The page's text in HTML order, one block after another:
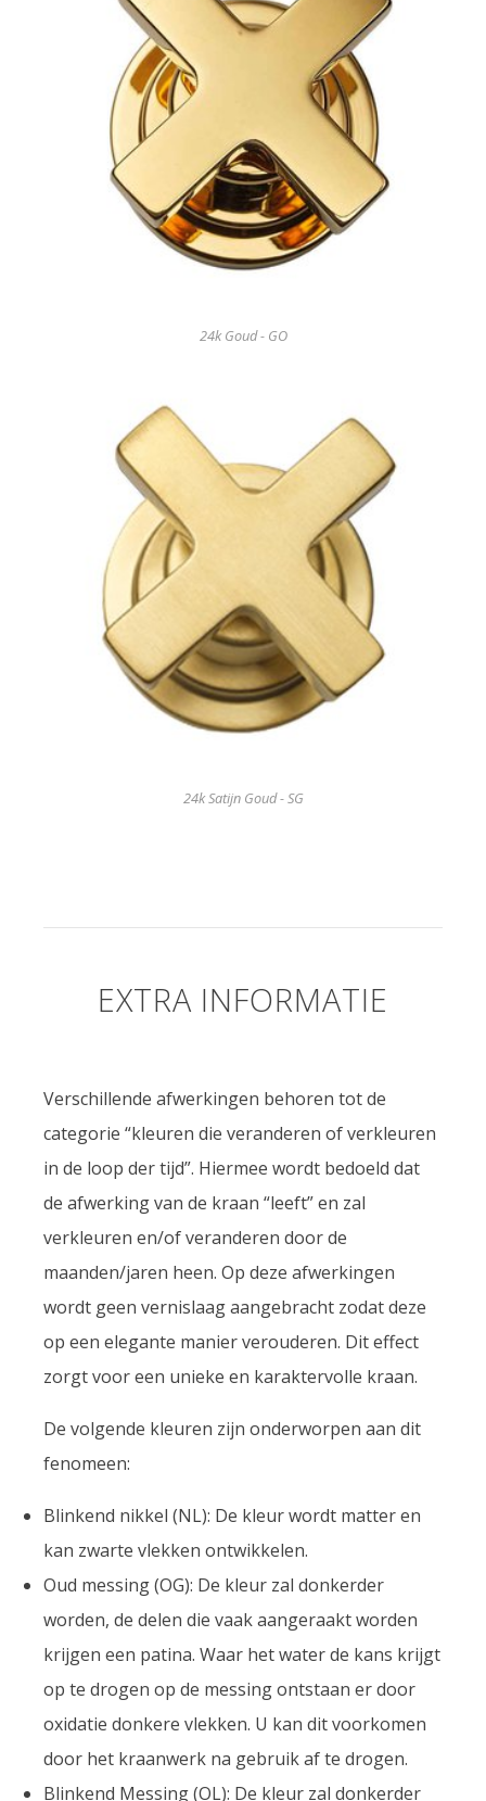
24k Goud - GO
24k Satijn Goud - SG
EXTRA INFORMATIE
Verschillende afwerkingen behoren tot de
categorie “kleuren die veranderen of verkleuren
in de loop der tijd”. Hiermee wordt bedoeld dat
de afwerking van de kraan “leeft” en zal
verkleuren en/of veranderen door de
maanden/jaren heen. Op deze afwerkingen
wordt geen vernislaag aangebracht zodat deze
op een elegante manier verouderen. Dit effect
zorgt voor een unieke en karaktervolle kraan.
De volgende kleuren zijn onderworpen aan dit
fenomeen:
Blinkend nikkel (NL): De kleur wordt matter en
kan zwarte vlekken ontwikkelen.
Oud messing (OG): De kleur zal donkerder
worden, de delen die vaak aangeraakt worden
krijgen een patina. Waar het water de kans krijgt
op te drogen op de messing ontstaan er door
oxidatie donkere vlekken. U kan dit voorkomen
door het kraanwerk na gebruik af te drogen.
Blinkend Messing (OL): De kleur zal donkerder